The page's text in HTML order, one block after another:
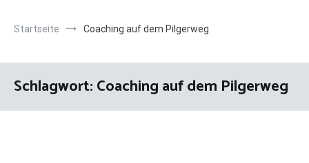
Startseite Coaching auf dem Pilgerweg
Schlagwort:Coaching auf dem Pilgerweg